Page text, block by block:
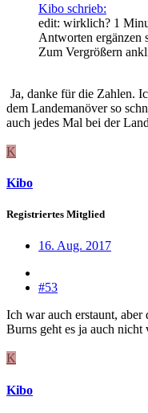
Kibo schrieb:
edit: wirklich? 1
Antworten ergänzen
Zum Vergrößern
Ja, danke für die Zahlen.
dem Landemanöver so
auch jedes Mal bei der
K
Kibo
Registriertes Mitglied
16. Aug. 2017
#53
Ich war auch erstaunt, aber
Burns geht es ja auch nicht
K
Kibo